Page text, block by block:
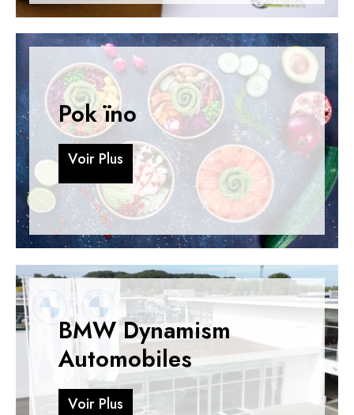
Pok ïno
Voir Plus
Voir Plus
BMW Dynamism
Automobiles
Voir Plus
Voir Plus